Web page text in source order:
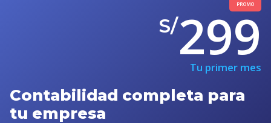
PROMO
S/299
Tu primer mes
Contabilidad completa para
tu empresa